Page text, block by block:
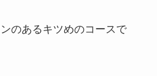
のあるキツめのコースで